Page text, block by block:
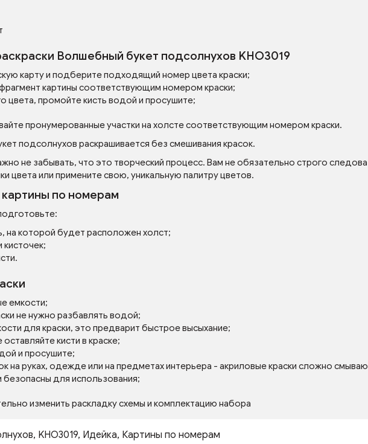
Волшебный букет подсолнухов KHO3019
карту и подберите подходящий номер цвета краски;
картины соответствующим номером краски;
цвета, промойте кисть водой и просушите;
пронумерованные участки на холсте соответствующим номером краски.
подсолнухов раскрашивается без смешивания красок.
не забывать, что это творческий процесс. Вам не обязательно строго
цвета или примените свою, уникальную палитру цветов.
картины по номерам
на которой будет расположен холст;
емкости;
не нужно разбавлять водой;
для краски, это предварит быстрое высыхание;
кисти в краске;
и просушите;
на руках, одежде или на предметах интерьера - акриловые краски сложно
безопасны для использования;
изменить раскладку схемы и комплектацию набора
, KHO3019, Идейка, Картины по номерам